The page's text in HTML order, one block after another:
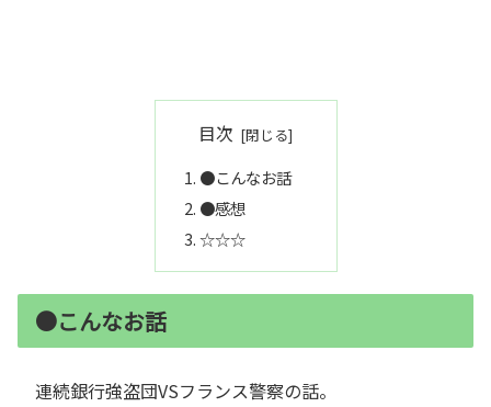
目次
●こんなお話
●感想
☆☆☆
●こんなお話
連続銀行強盗団VSフランス警察の話。